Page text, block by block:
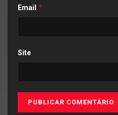
Email *
Site